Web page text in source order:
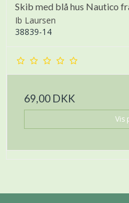
Skib med blå hus Nautico
Ib Laursen
38839-14
69,00 DKK
Vis